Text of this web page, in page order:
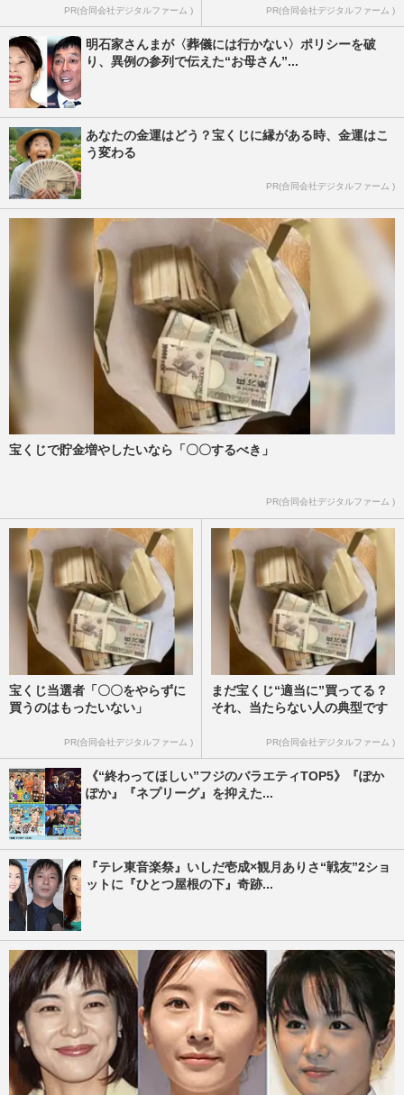
PR(合同会社デジタルファーム ) PR(合同会社デジタルファーム )
明石家さんまが〈葬儀には行かない〉ポリシーを破
り、異例の参列で伝えた“お母さん”...
あなたの金運はどう？宝くじに縁がある時、金運はこ
う変わる
PR(合同会社デジタルファーム )
宝くじで貯金増やしたいなら「〇〇するべき」
PR(合同会社デジタルファーム )
宝くじ当選者「〇〇をやらずに
買うのはもったいない」
PR(合同会社デジタルファーム )
まだ宝くじ“適当に”買ってる？
それ、当たらない人の典型です
PR(合同会社デジタルファーム )
《“終わってほしい”フジのバラエティTOP5》『ぽか
ぽか』『ネプリーグ』を抑えた...
『テレ東音楽祭』いしだ壱成×観月ありさ“戦友”2ショ
ットに『ひとつ屋根の下』奇跡...